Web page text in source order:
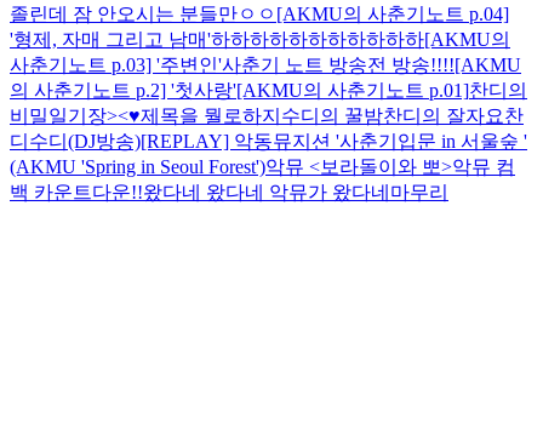
졸린데 잠 안오시는 분들만ㅇㅇ [AKMU의 사춘기노트 p.04]
'형제, 자매 그리고 남매'하하하하하하하하하하하[AKMU의
사춘기노트 p.03] '주변인'사춘기 노트 방송전 방송!!!![AKMU
의 사춘기노트 p.2] '첫사랑'[AKMU의 사춘기노트 p.01]찬디의
비밀일기장><♥︎제목을 뭘로하지 수디의 꿀밤찬디의 잘자요찬
디수디(DJ방송)[REPLAY] 악동뮤지션 '사춘기입문 in 서울숲 '
(AKMU 'Spring in Seoul Forest')악뮤 <보라돌이와 뽀>악뮤 컴
백 카운트다운!!왔다네 왔다네 악뮤가 왔다네 마무리